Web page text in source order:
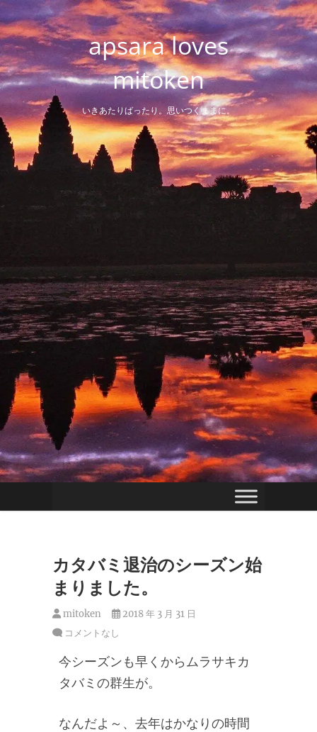
Skip
to
content
apsara loves
mitoken
いきあたりばったり。思いつくままに。
カタバミ退治のシーズン始
まりました。
mitoken
2018 年 3 月 31 日
コメントなし
今シーズンも早くからムラサキカ
タバミの群生が。
なんだよ～、去年はかなりの時間